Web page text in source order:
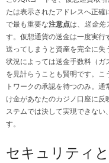
たは表示されたアドレスへ正確
で最も重要な注意点は、 送金先
す。仮想通貨の送金は一度実
送ってしまうと資産を完全に
状況によっては送金手数料（
を見計らうことも賢明です。
トワークの承認を待つのみ。
け金があなたのカジノ口座に
ステムでは決して実現できな
す。
セキュリティ